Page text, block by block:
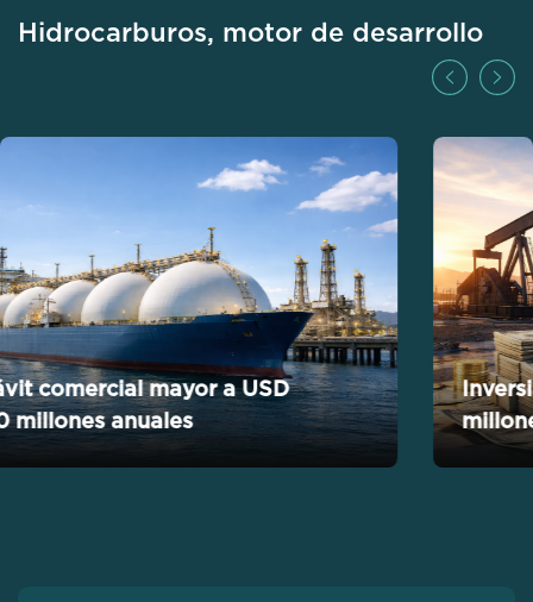
Hidrocarburos, motor de desarrollo
Previous
Inversiones superiores a USD 17.000
millones por año
Next